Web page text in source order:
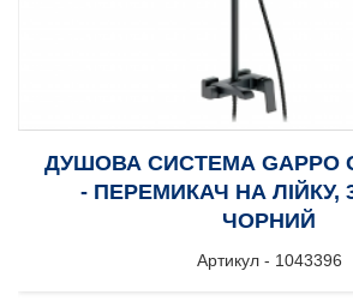
ДУШОВА СИСТЕМА GAPPO
- ПЕРЕМИКАЧ НА ЛІЙКУ,
ЧОРНИЙ
Артикул - 1043396